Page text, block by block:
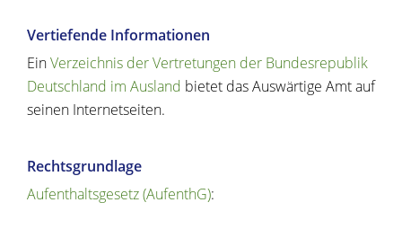
Vertiefende Informationen
EinVerzeichnis der Vertretungen der Bundesrepublik
Deutschland im Ausland bietet das Auswärtige Amt auf
seinen Internetseiten.
Rechtsgrundlage
Aufenthaltsgesetz (AufenthG):